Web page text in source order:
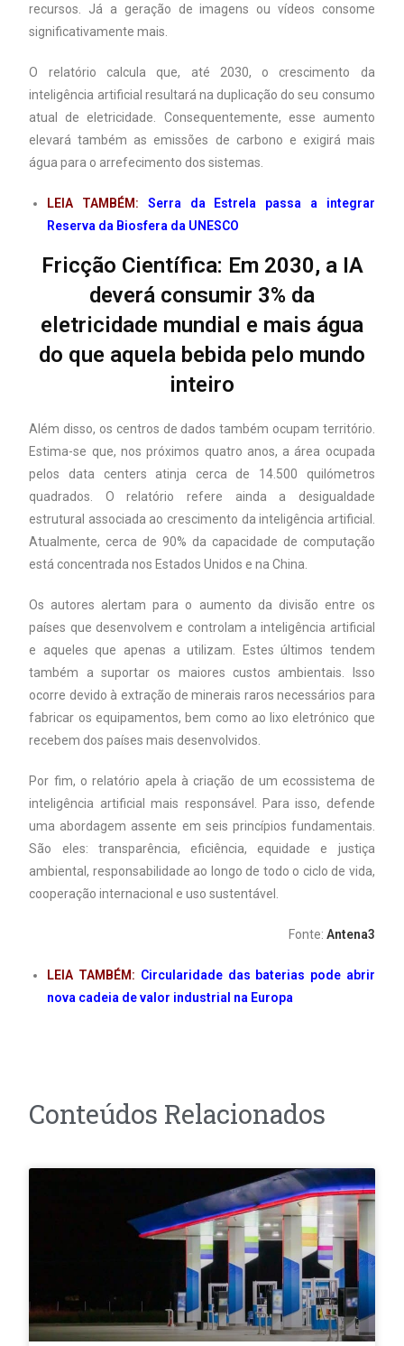
recursos. Já a geração de imagens ou vídeos consome
significativamente mais.
O relatório calcula que, até 2030, o crescimento da
inteligência artificial resultará na duplicação do seu consumo
atual de eletricidade. Consequentemente, esse aumento
elevará também as emissões de carbono e exigirá mais
água para o arrefecimento dos sistemas.
LEIA TAMBÉM:
Serra da Estrela passa a integrar
Reserva da Biosfera da UNESCO
Fricção Científica: Em 2030, a IA
deverá consumir 3% da
eletricidade mundial e mais água
do que aquela bebida pelo mundo
inteiro
Além disso, os centros de dados também ocupam território.
Estima-se que, nos próximos quatro anos, a área ocupada
pelos data centers atinja cerca de 14.500 quilómetros
quadrados. O relatório refere ainda a desigualdade
estrutural associada ao crescimento da inteligência artificial.
Atualmente, cerca de 90% da capacidade de computação
está concentrada nos Estados Unidos e na China.
Os autores alertam para o aumento da divisão entre os
países que desenvolvem e controlam a inteligência artificial
e aqueles que apenas a utilizam. Estes últimos tendem
também a suportar os maiores custos ambientais. Isso
ocorre devido à extração de minerais raros necessários para
fabricar os equipamentos, bem como ao lixo eletrónico que
recebem dos países mais desenvolvidos.
Por fim, o relatório apela à criação de um ecossistema de
inteligência artificial mais responsável. Para isso, defende
uma abordagem assente em seis princípios fundamentais.
São eles: transparência, eficiência, equidade e justiça
ambiental, responsabilidade ao longo de todo o ciclo de vida,
cooperação internacional e uso sustentável.
Fonte: Antena3
LEIA TAMBÉM: Circularidade das baterias pode abrir
nova cadeia de valor industrial na Europa
Conteúdos Relacionados